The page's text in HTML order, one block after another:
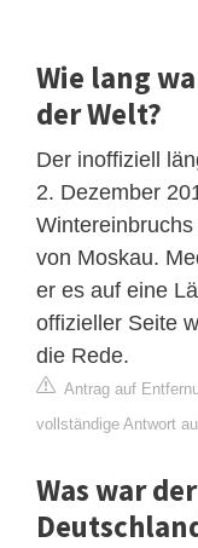
Wie lang
der Welt?
Der inoffiziell
2. Dezember
von Moskau.
er es auf eine
offizieller Seite
die Rede.
Antrag auf
vollständige Antwort
Was war